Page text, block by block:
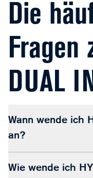
Die
Fragen
DUAL
Wann wende ich
an?
Wie wende ich